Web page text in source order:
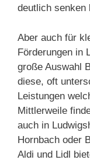
deutlich senken
Aber auch für
Förderungen in
große Auswahl
diese, oft
Leistungen
Mittlerweile
auch in
Hornbach oder
Aldi und Lidl